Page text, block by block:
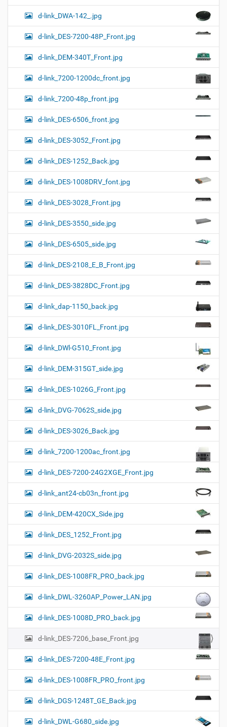
d-link_DWA-142_.jpg
d-link_DES-7200-48P_Front.jpg
d-link_DEM-340T_Front.jpg
d-link_7200-1200dc_front.jpg
d-link_7200-48p_front.jpg
d-link_DES-6506_front.jpg
d-link_DES-3052_Front.jpg
d-link_DES-1252_Back.jpg
d-link_DES-1008DRV_font.jpg
d-link_DES-3028_Front.jpg
d-link_DES-3550_side.jpg
d-link_DES-6505_side.jpg
d-link_DES-2108_E_B_Front.jpg
d-link_DES-3828DC_Front.jpg
d-link_dap-1150_back.jpg
d-link_DES-3010FL_Front.jpg
d-link_DWl-G510_Front.jpg
d-link_DEM-315GT_side.jpg
d-link_DES-1026G_Front.jpg
d-link_DVG-7062S_side.jpg
d-link_DES-3026_Back.jpg
d-link_7200-1200ac_front.jpg
d-link_DES-7200-24G2XGE_Front.jpg
d-link_ant24-cb03n_front.jpg
d-link_DEM-420CX_Side.jpg
d-link_DES_1252_Front.jpg
d-link_DVG-2032S_side.jpg
d-link_DES-1008FR_PRO_back.jpg
d-link_DWL-3260AP_Power_LAN.jpg
d-link_DES-1008D_PRO_back.jpg
d-link_DES-7206_base_Front.jpg
d-link_DES-7200-48E_Front.jpg
d-link_DES-1008FR_PRO_front.jpg
d-link_DGS-1248T_GE_Back.jpg
d-link_DWL-G680_side.jpg